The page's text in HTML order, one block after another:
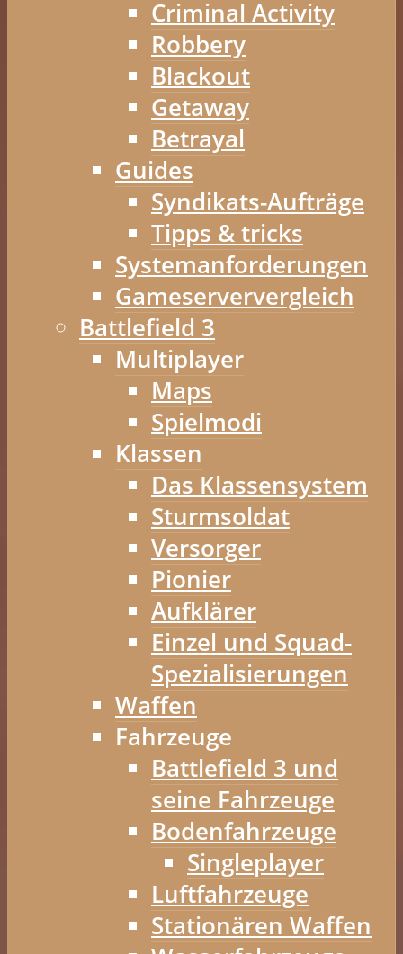
Criminal Activity
Robbery
Blackout
Getaway
Betrayal
Guides
Syndikats-Aufträge
Tipps & tricks
Systemanforderungen
Gameserververgleich
Battlefield 3
Multiplayer
Maps
Spielmodi
Klassen
Das Klassensystem
Sturmsoldat
Versorger
Pionier
Aufklärer
Einzel und Squad-
Spezialisierungen
Waffen
Fahrzeuge
Battlefield 3 und
seine Fahrzeuge
Bodenfahrzeuge
Singleplayer
Luftfahrzeuge
Stationären Waffen